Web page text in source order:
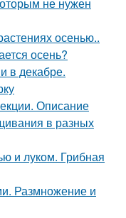
осенью..
осень?
в декабре.
Описание
в разных
и луком. Грибная
Размножение и